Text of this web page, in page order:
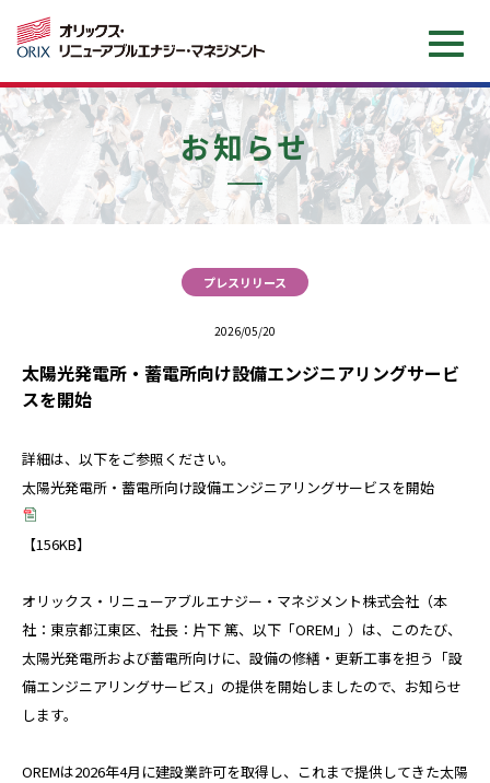
企業情報
サービス情報
お問い合わせ
お知らせ
プレスリリース
2026/05/20
太陽光発電所・蓄電所向け設備エンジニアリングサービ
スを開始
詳細は、以下をご参照ください。
太陽光発電所・蓄電所向け設備エンジニアリングサービスを開始
【156KB】
オリックス・リニューアブルエナジー・マネジメント株式会社（本
社：東京都江東区、社長：片下 篤、以下「OREM」）は、このたび、
太陽光発電所および蓄電所向けに、設備の修繕・更新工事を担う「設
備エンジニアリングサービス」の提供を開始しましたので、お知らせ
します。
OREMは2026年4月に建設業許可を取得し、これまで提供してきた太陽